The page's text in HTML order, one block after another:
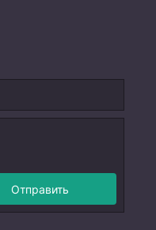
Отправить